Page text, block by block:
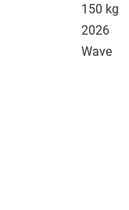
150 kg
2026
Wave